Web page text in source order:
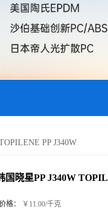
PP J340W
国晓星PP J340W
格： ￥11.00/千克